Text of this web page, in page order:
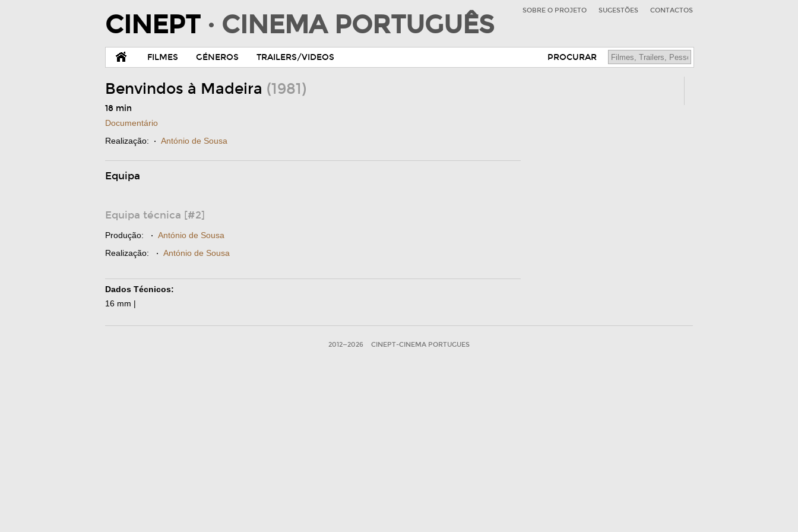
CINEPT · CINEMA PORTUGUÊS SOBRE O PROJETO SUGESTÕES CONTACTOS
FILMES GÉNEROS TRAILERS/VIDEOS PROCURAR
Benvindos à Madeira (1981)
18 min
Documentário
Realização: · António de Sousa
Equipa
Equipa técnica [#2]
Produção: · António de Sousa
Realização: · António de Sousa
Dados Técnicos:
16 mm |
2012—2026 CINEPT-CINEMA PORTUGUES